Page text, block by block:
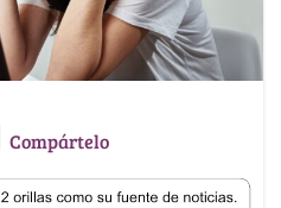
T
r
Compártelo